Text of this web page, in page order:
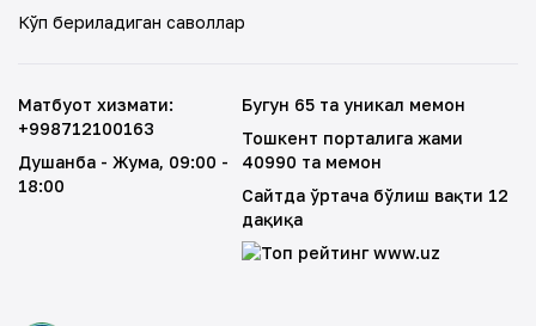
Кўп бериладиган саволлар
Матбуот хизмати:
+998712100163
Душанба - Жума, 09:00 -
18:00
Бугун 65 та уникал меҳмон
Тошкент порталига жами
40990 та меҳмон
Сайтда ўртача бўлиш вақти 12
дақиқа